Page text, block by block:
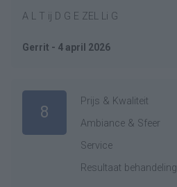
A L T ij D G E ZEL Li G
Gerrit - 4 april 2026
8
Prijs & Kwaliteit
Ambiance & Sfeer
Service
Resultaat behandeling